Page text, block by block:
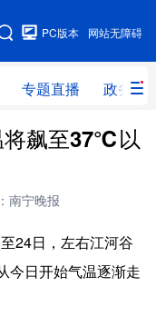
网站无障碍
PC版本
专题直播 政务信
将飙至37℃以
南宁晚报
24日，左右江河谷
日开始气温逐渐走